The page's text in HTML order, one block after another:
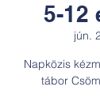
5-12
jún.
Napközis
tábor